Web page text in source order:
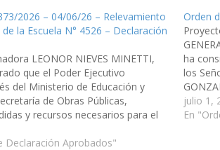
2026 – 04/06/26 – Relevamiento
la Escuela N° 4526 – Declaración
LEONOR NIEVES MINETTI,
que el Poder Ejecutivo
del Ministerio de Educación y
de Obras Públicas,
y recursos necesarios para el
de la estructura de soporte,
Declaración Aprobados"
Orden
ha
los
de
julio 1,
En